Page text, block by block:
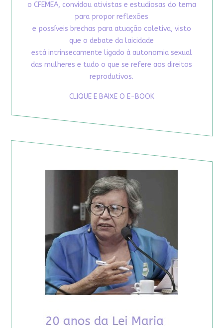
o CFEMEA, convidou ativistas e estudiosas do tema
para propor reflexões
e possíveis brechas para atuação coletiva, visto
que o debate da laicidade
está intrinsecamente ligado à autonomia sexual
das mulheres e tudo o que se refere aos direitos
reprodutivos.
CLIQUE E BAIXE O E-BOOK